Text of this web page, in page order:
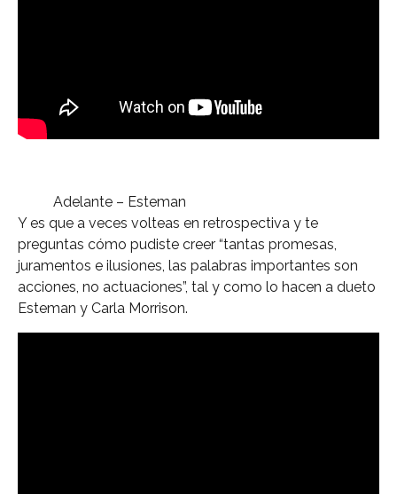
Adelante – Esteman
Y es que a veces volteas en retrospectiva y te
preguntas cómo pudiste creer “tantas promesas,
juramentos e ilusiones, las palabras importantes son
acciones, no actuaciones”, tal y como lo hacen a dueto
Esteman y Carla Morrison.